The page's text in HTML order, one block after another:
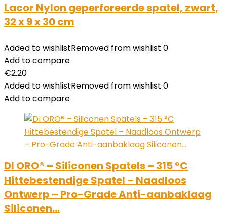
Lacor Nylon geperforeerde spatel, zwart,
32 x 9 x 30 cm
Added to wishlistRemoved from wishlist 0
Add to compare
€2.20
Added to wishlistRemoved from wishlist 0
Add to compare
DI ORO® – Siliconen Spatels – 315 °C
Hittebestendige Spatel – Naadloos
Ontwerp – Pro-Grade Anti-aanbaklaag
Siliconen…